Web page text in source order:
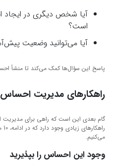
آیا شخص دیگری در
است؟
آیا می‌توانید وضعیت
پاسخ این سؤال‌ها کمک می‌کند تا منشأ
راهکارهای مدیریت
گام بعدی این است که راهی برای مدیریت
می‌کنیم.
وجود این احساس را بپذیرید